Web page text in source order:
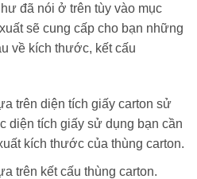
đã nói ở trên tùy vào mục
sẽ cung cấp cho bạn những
về kích thước, kết cấu
trên diện tích giấy carton sử
diện tích giấy sử dụng bạn cần
kích thước của thùng carton.
trên kết cấu thùng carton.